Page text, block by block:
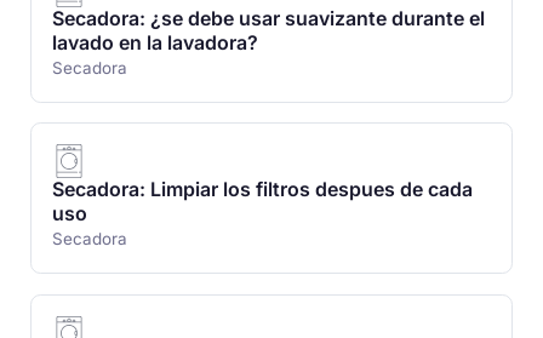
Secadora: ¿se debe usar suavizante durante el
lavado en la lavadora?
Secadora
Secadora: Limpiar los filtros despues de cada
uso
Secadora